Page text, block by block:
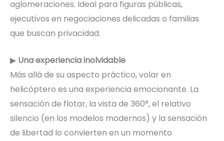
aglomeraciones. Ideal para figuras públicas,
ejecutivos en negociaciones delicadas o familias
que buscan privacidad.
▶ Una experiencia inolvidable
Más allá de su aspecto práctico, volar en
helicóptero es una experiencia emocionante. La
sensación de flotar, la vista de 360°, el relativo
silencio (en los modelos modernos) y la sensación
de libertad lo convierten en un momento